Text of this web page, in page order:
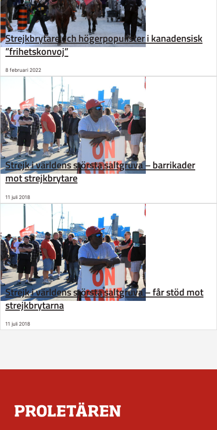
Strejkbrytare och högerpopulister i kanadensisk
”frihetskonvoj”
8 februari 2022
Strejk i världens största saltgruva – barrikader
mot strejkbrytare
11 juli 2018
Strejk i världens största saltgruva – får stöd mot
strejkbrytarna
11 juli 2018